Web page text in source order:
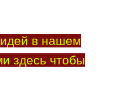
в нашем
здесь чтобы